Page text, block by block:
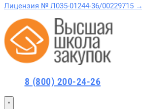
Лицензия № Л035-01244-36/00229715 →
Проверить в реестре Рособрнадзора →
Курсы по 44-ФЗ
8 (800) 200-24-26